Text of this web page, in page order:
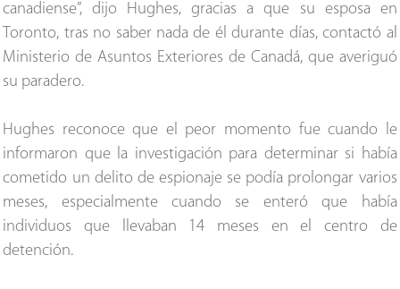
canadiense”, dijo Hughes, gracias a que su esposa en
Toronto, tras no saber nada de él durante días, contactó al
Ministerio de Asuntos Exteriores de Canadá, que averiguó
su paradero.
Hughes reconoce que el peor momento fue cuando le
informaron que la investigación para determinar si había
cometido un delito de espionaje se podía prolongar varios
meses, especialmente cuando se enteró que había
individuos que llevaban 14 meses en el centro de
detención.